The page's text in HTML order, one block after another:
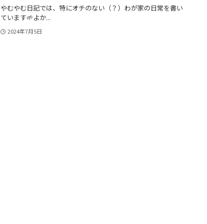
やむやむ日記では、特にオチのない（？）わが家の日常を書い
ています🌱よか...
2024年7月5日